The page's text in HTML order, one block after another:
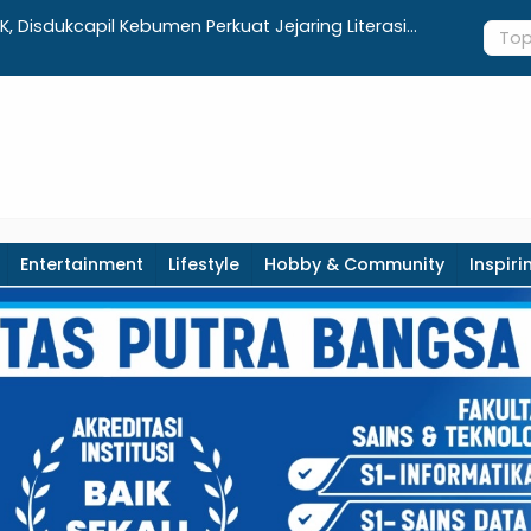
Pembangunan Sekolah Rakyat Kebumen
Hong Kong
Entertainment Lifestyle Hobby & Community